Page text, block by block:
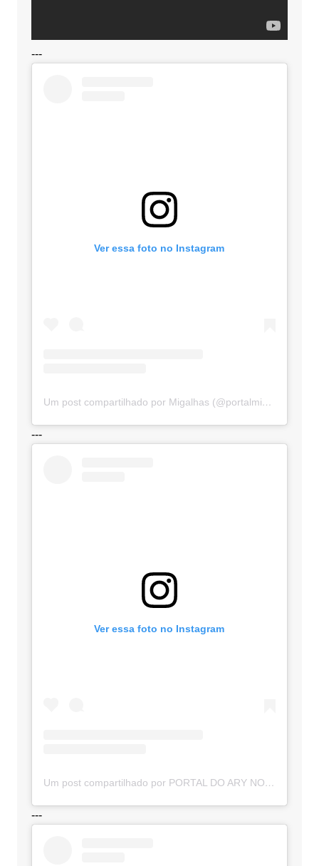
---
Ver essa foto no Instagram
Um post compartilhado por Migalhas (@portalmigalhas)
---
Ver essa foto no Instagram
Um post compartilhado por PORTAL DO ARY NOTÍCIAS (@portaldoarynoticias)
---